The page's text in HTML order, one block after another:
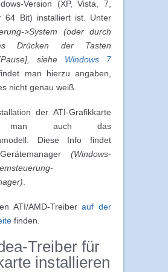
Version (XP, Vista, 7,
64 Bit) installiert ist. Unter
>System (oder durch
Drücken der Tasten
siehe Windows 7
man hierzu angaben,
nicht genau weiß.
der ATI-Grafikkarte
man auch das
Diese Info findet
(Windows-
ATI/AMD-Treiberauf der
finden.
Treiber für
installieren